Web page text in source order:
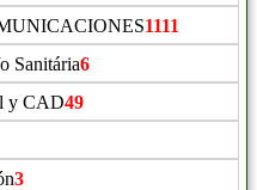
1111
Sanitária6
y CAD49
3